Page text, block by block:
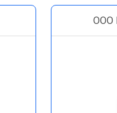
ООО